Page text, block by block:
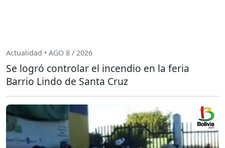
Actualidad • AGO 8 / 2026
Se logró controlar el incendio en la feria
Barrio Lindo de Santa Cruz